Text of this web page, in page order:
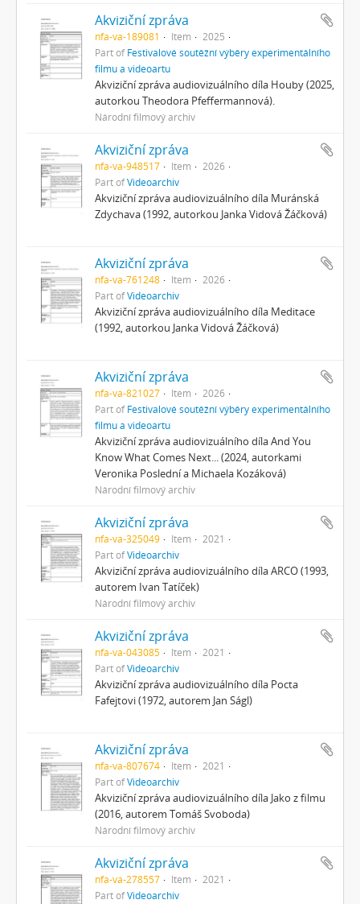
Akviziční zpráva
nfa-va-189081 Item
2025
Part ofFestivalové soutěžní výběry experimentálního
filmu a videoartu
Akviziční zpráva audiovizuálního díla Houby (2025,
autorkou Theodora Pfeffermannová).
Národní filmový archiv
Akviziční zpráva
nfa-va-948517 Item
2026
Part ofVideoarchiv
Akviziční zpráva audiovizuálního díla Muránská
Zdychava (1992, autorkou Janka Vidová Žáčková)
Akviziční zpráva
nfa-va-761248 Item
2026
Part ofVideoarchiv
Akviziční zpráva audiovizuálního díla Meditace
(1992, autorkou Janka Vidová Žáčková)
Akviziční zpráva
nfa-va-821027 Item
2026
Part ofFestivalové soutěžní výběry experimentálního
filmu a videoartu
Akviziční zpráva audiovizuálního díla And You
Know What Comes Next... (2024, autorkami
Veronika Poslední a Michaela Kozáková)
Národní filmový archiv
Akviziční zpráva
nfa-va-325049 Item
2021
Part ofVideoarchiv
Akviziční zpráva audiovizuálního díla ARCO (1993,
autorem Ivan Tatíček)
Národní filmový archiv
Akviziční zpráva
nfa-va-043085 Item
2021
Part ofVideoarchiv
Akviziční zpráva audiovizuálního díla Pocta
Fafejtovi (1972, autorem Jan Ságl)
Akviziční zpráva
nfa-va-807674 Item
2021
Part ofVideoarchiv
Akviziční zpráva audiovizuálního díla Jako z filmu
(2016, autorem Tomáš Svoboda)
Národní filmový archiv
Akviziční zpráva
nfa-va-278557 Item
2021
Part ofVideoarchiv